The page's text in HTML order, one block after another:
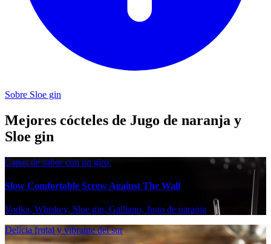
Sobre Sloe gin
Mejores cócteles de Jugo de naranja y
Sloe gin
Capas de sabor con un giro.
Slow Comfortable Screw Against The Wall
Vodka, Whiskey, Sloe gin, Galliano, Jugo de naranja
Delicia frutal y vibrante del sur